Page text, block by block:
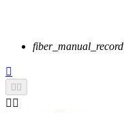
fiber_manual_record

 
 